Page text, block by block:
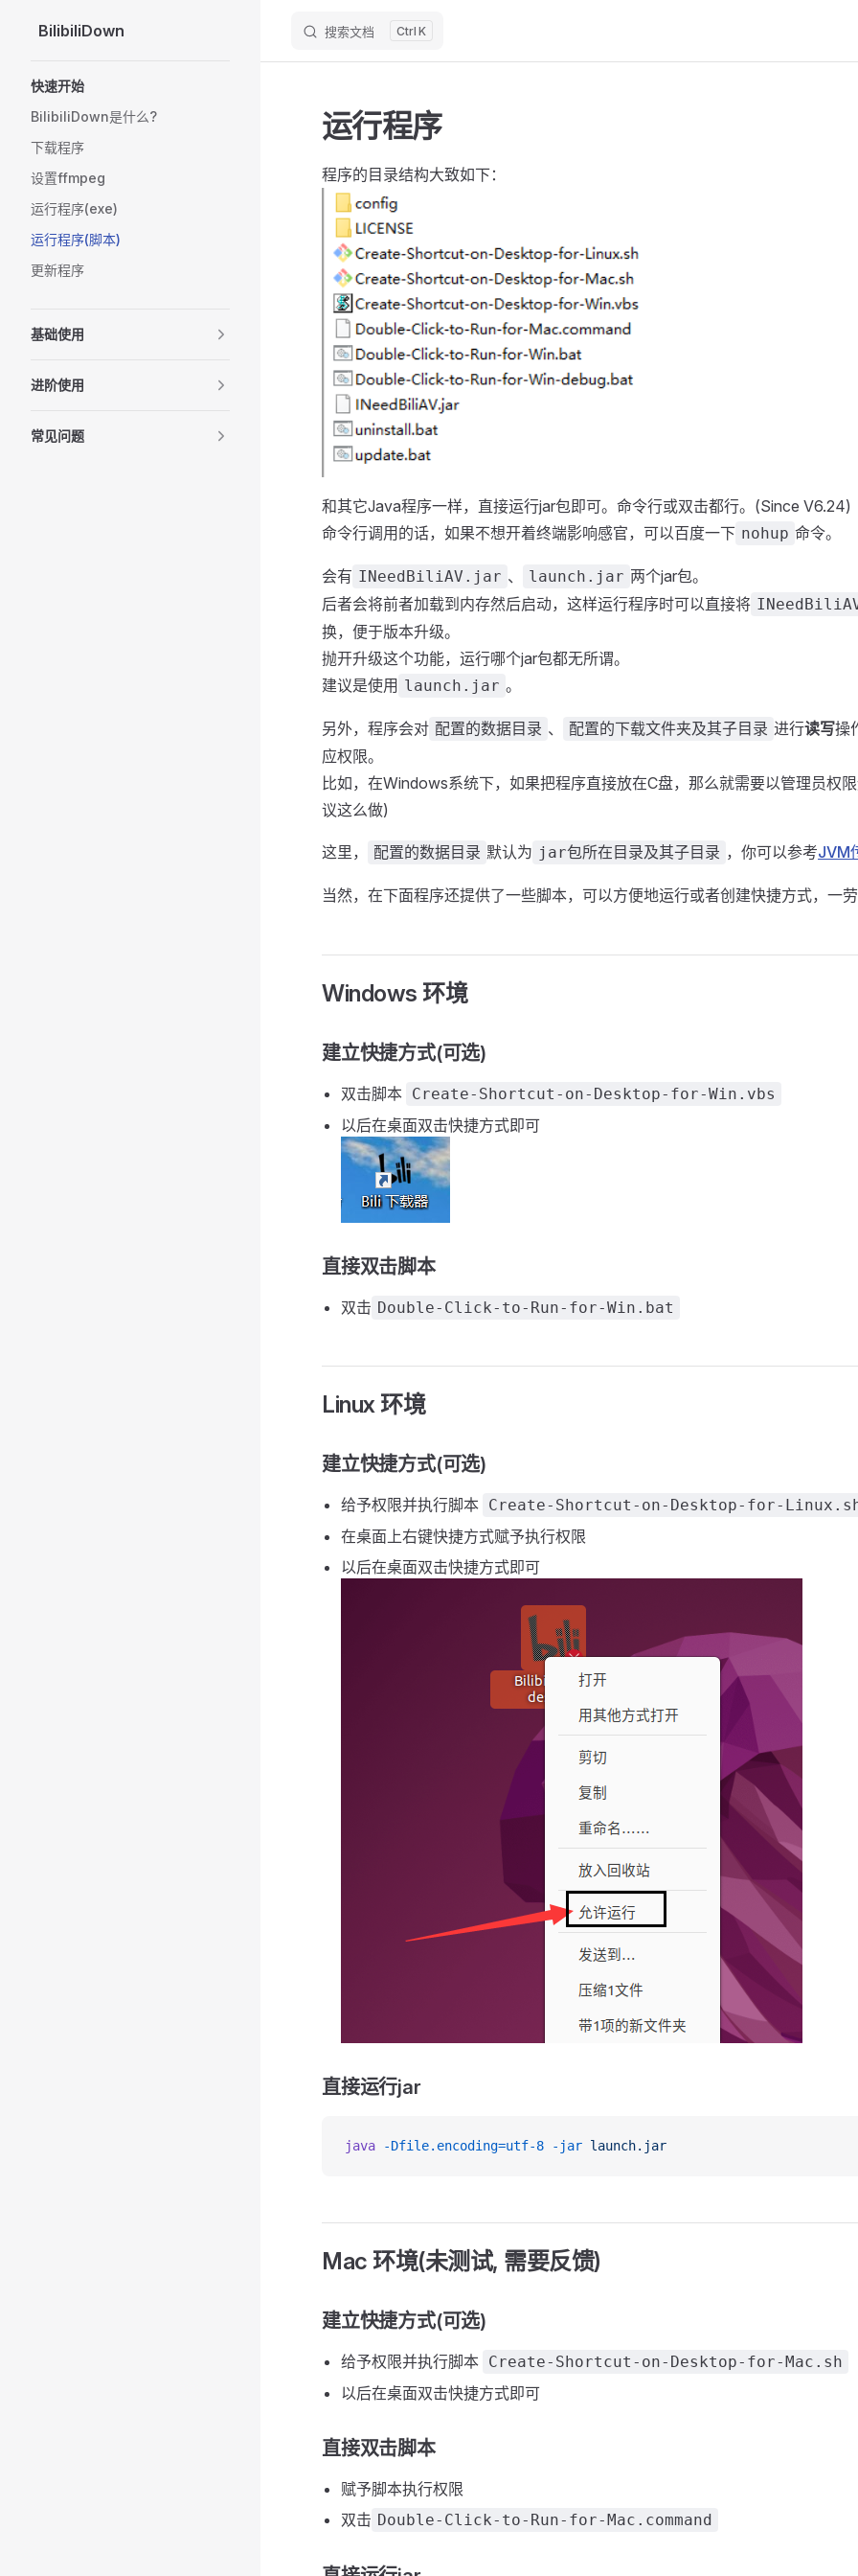
Skip to content
BilibiliDown 搜索文档 K
快速开始
BilibiliDown是什么?
下载程序
设置ffmpeg
运行程序(exe)
运行程序(脚本)
更新程序
基础使用
进阶使用
常见问题
运行程序
程序的目录结构大致如下：
和其它Java程序一样，直接运行jar包即可。命令行或双击都行。(Since V6.24)
命令行调用的话，如果不想开着终端影响感官，可以百度一下 nohup 命令。
会有 INeedBiliAV.jar 、 launch.jar 两个jar包。
后者会将前者加载到内存然后启动，这样运行程序时可以直接将
换，便于版本升级。
抛开升级这个功能，运行哪个jar包都无所谓。
建议是使用 launch.jar 。
另外，程序会对 配置的数据目录 、 配置的下载文件夹及其子目录 进行读写操
应权限。
比如，在Windows系统下，如果把程序直接放在C盘，那么就需要以管理员权
议这么做)
这里， 配置的数据目录 默认为 jar包所在目录及其子目录 ，你可以参考JVM
当然，在下面程序还提供了一些脚本，可以方便地运行或者创建快捷方式，一
Windows 环境
建立快捷方式(可选)
双击脚本 Create-Shortcut-on-Desktop-for-Win.vbs
以后在桌面双击快捷方式即可
直接双击脚本
双击 Double-Click-to-Run-for-Win.bat
Linux 环境
建立快捷方式(可选)
给予权限并执行脚本 Create-Shortcut-on-Desktop-for-
在桌面上右键快捷方式赋予执行权限
以后在桌面双击快捷方式即可
直接运行jar
java -Dfile.encoding=utf-8 -jar launch.jar
Mac 环境(未测试, 需要反馈)
建立快捷方式(可选)
给予权限并执行脚本 Create-Shortcut-on-Desktop-for-Mac.sh
以后在桌面双击快捷方式即可
直接双击脚本
赋予脚本执行权限
双击 Double-Click-to-Run-for-Mac.command